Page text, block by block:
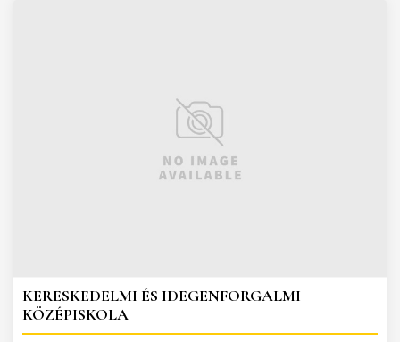
KERESKEDELMI ÉS IDEGENFORGALMI
KÖZÉPISKOLA